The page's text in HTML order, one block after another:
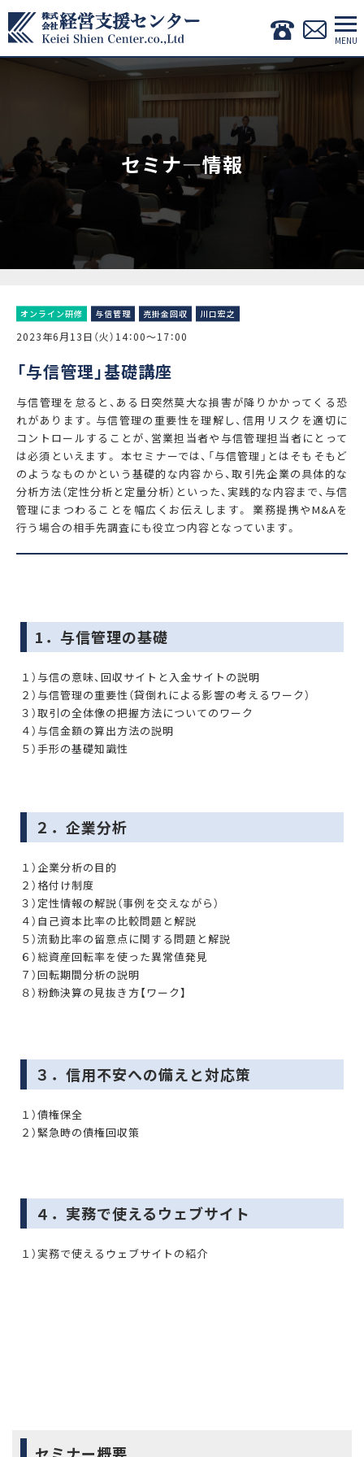
セミナ―情報
オンライン研修 与信管理 売掛金回収 川口宏之
2023年6月13日（火）14：00～17：00
「与信管理」基礎講座
与信管理を怠ると、ある日突然莫大な損害が降りかかってくる恐
れがあります。与信管理の重要性を理解し、信用リスクを適切に
コントロールすることが、営業担当者や与信管理担当者にとって
は必須といえます。 本セミナーでは、「与信管理」とはそもそもど
のようなものかという基礎的な内容から、取引先企業の具体的な
分析方法（定性分析と定量分析）といった、実践的な内容まで、与信
管理にまつわることを幅広くお伝えします。 業務提携やM&Aを
行う場合の相手先調査にも役立つ内容となっています。
1．与信管理の基礎
１）与信の意味、回収サイトと入金サイトの説明
２）与信管理の重要性（貸倒れによる影響の考えるワーク）
３）取引の全体像の把握方法についてのワーク
４）与信金額の算出方法の説明
５）手形の基礎知識性
２．企業分析
１）企業分析の目的
２）格付け制度
３）定性情報の解説（事例を交えながら）
４）自己資本比率の比較問題と解説
５）流動比率の留意点に関する問題と解説
６）総資産回転率を使った異常値発見
７）回転期間分析の説明
８）粉飾決算の見抜き方【ワーク】
３．信用不安への備えと対応策
１）債権保全
２）緊急時の債権回収策
４．実務で使えるウェブサイト
１）実務で使えるウェブサイトの紹介
セミナー概要